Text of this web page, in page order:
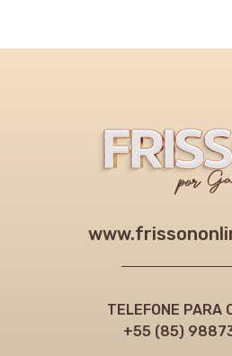
TELEFONE PARA
+55 (85)